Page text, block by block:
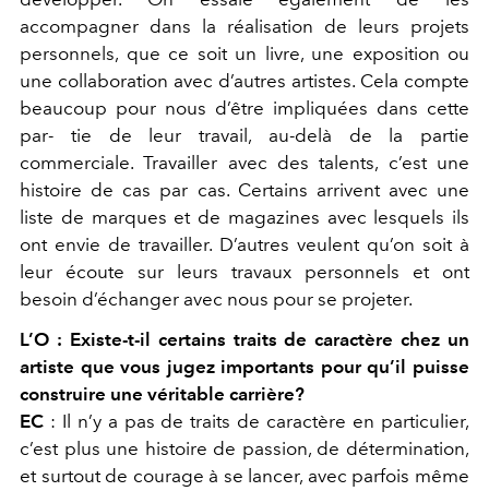
accompagner dans la réalisation de leurs projets
personnels, que ce soit un livre, une exposition ou
une collaboration avec d’autres artistes. Cela compte
beaucoup pour nous d’être impliquées dans cette
par- tie de leur travail, au-delà de la partie
commerciale. Travailler avec des talents, c’est une
histoire de cas par cas. Certains arrivent avec une
liste de marques et de magazines avec lesquels ils
ont envie de travailler. D’autres veulent qu’on soit à
leur écoute sur leurs travaux personnels et ont
besoin d’échanger avec nous pour se projeter.
L’O : Existe-t-il certains traits de caractère chez un
artiste que vous jugez importants pour qu’il puisse
construire une véritable carrière?
EC : Il n’y a pas de traits de caractère en particulier,
c’est plus une histoire de passion, de détermination,
et surtout de courage à se lancer, avec parfois même